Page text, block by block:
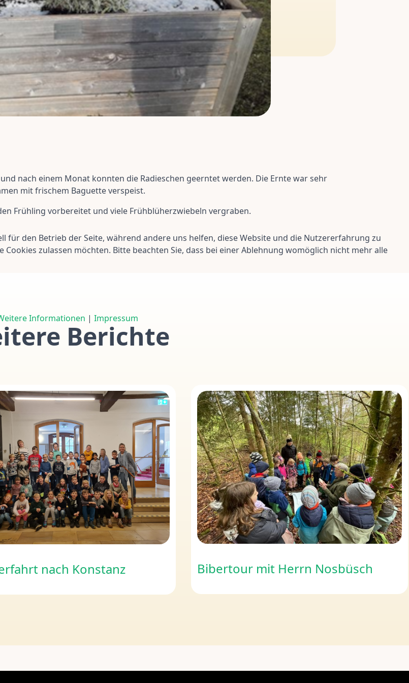
nach einem Monat konnten die Radieschen geerntet werden. Die Ernte war sehr
mit frischem Baguette verspeist.
Frühling vorbereitet und viele Frühblüherzwiebeln vergraben.
Berichte
nach Konstanz Bibertour mit Herrn Nosbüsch
für den Betrieb der Seite, während andere uns helfen, diese Website und die Nutzererfahrung zu
Cookies zulassen möchten. Bitte beachten Sie, dass bei einer Ablehnung womöglich nicht mehr alle
Informationen | Impressum